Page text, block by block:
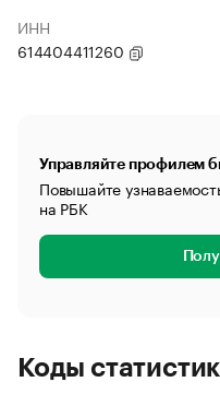
ИНН
614404411260
Управляйте профилем
Повышайте
на РБК
Коды